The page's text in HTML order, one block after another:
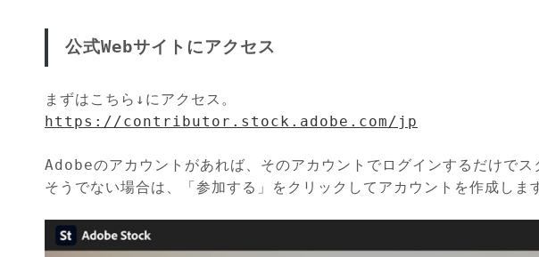
公式Webサイトにアクセス
まずはこちら↓にアクセス。
https://contributor.stock.adobe.com/jp
Adobeのアカウントがあれば、そのアカウントでログインするだけでス
そうでない場合は、「参加する」をクリックしてアカウントを作成しま